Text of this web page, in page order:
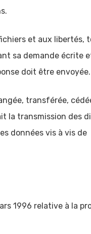
et aux libertés,
sa demande écrite
doit être envoyée.
transférée,
la transmission des
données vis à vis de
1996 relative à la